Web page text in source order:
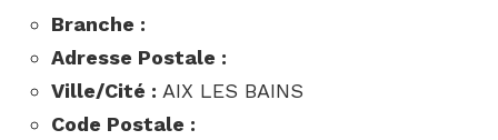
Branche :
Adresse Postale :
Ville/Cité : AIX LES BAINS
Code Postale :